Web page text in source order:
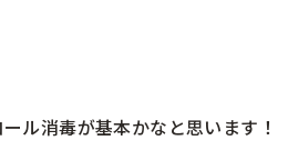
ル消毒が基本かなと思います！